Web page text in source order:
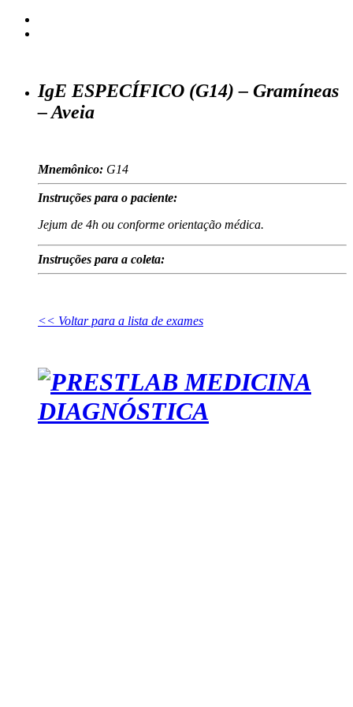
IgE ESPECÍFICO (G14) – Gramíneas
– Aveia
Mnemônico: G14
Instruções para o paciente:
Jejum de 4h ou conforme orientação médica.
Instruções para a coleta:
<< Voltar para a lista de exames